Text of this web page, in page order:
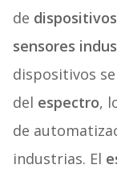
de dispositivos
sensores
dispositivos
del espectro,
de
industrias. El